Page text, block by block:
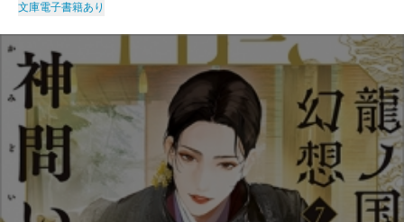
文庫電子書籍あり